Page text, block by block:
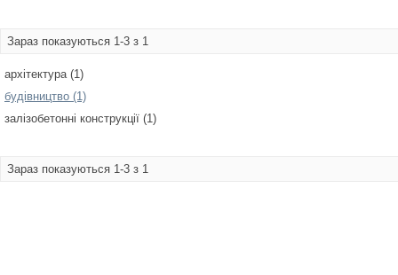
Зараз показуються 1-3 з 1
архітектура (1)
будівництво (1)
залізобетонні конструкції (1)
Зараз показуються 1-3 з 1